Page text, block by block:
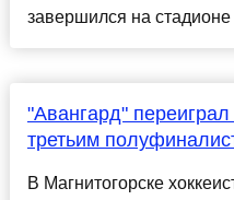
завершился на стадионе
"Авангард"
третьим
В Магнитогорске